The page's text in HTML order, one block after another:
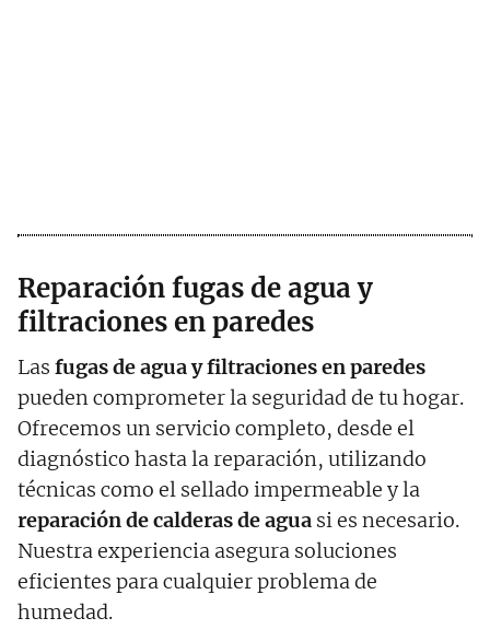
Reparación fugas de agua y
filtraciones en paredes
Las fugas de agua y filtraciones en paredes
pueden comprometer la seguridad de tu hogar.
Ofrecemos un servicio completo, desde el
diagnóstico hasta la reparación, utilizando
técnicas como el sellado impermeable y la
reparación de calderas de agua si es necesario.
Nuestra experiencia asegura soluciones
eficientes para cualquier problema de
humedad.